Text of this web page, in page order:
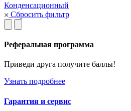
Конденсационный
Сбросить фильтр
Реферальная программа
Приведи друга получите баллы!
Узнать подробнее
Гарантия и сервис